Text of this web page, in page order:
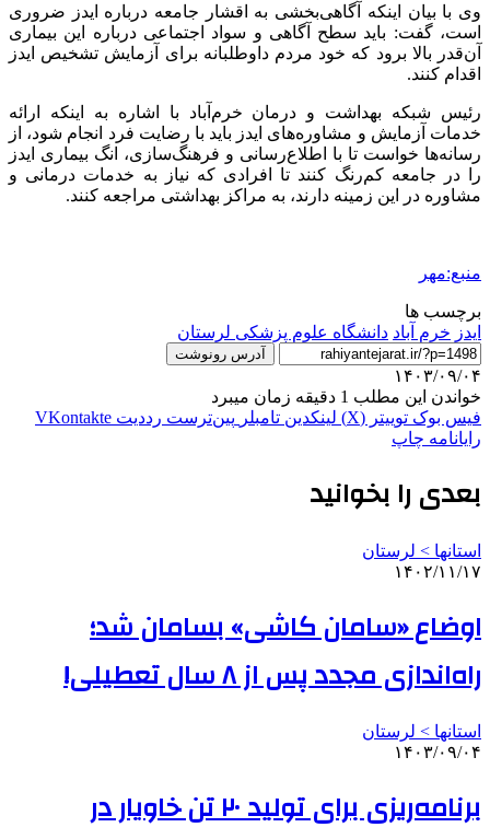
وی با بیان اینکه آگاهی‌بخشی به اقشار جامعه درباره ایدز ضروری
است، گفت: باید سطح آگاهی و سواد اجتماعی درباره این بیماری
آن‌قدر بالا برود که خود مردم داوطلبانه برای آزمایش تشخیص ایدز
اقدام کنند.
رئیس شبکه بهداشت و درمان خرم‌آباد با اشاره به اینکه ارائه
خدمات آزمایش و مشاوره‌های ایدز باید با رضایت فرد انجام شود، از
رسانه‌ها خواست تا با اطلاع‌رسانی و فرهنگ‌سازی، انگ بیماری ایدز
را در جامعه کم‌رنگ کنند تا افرادی که نیاز به خدمات درمانی و
مشاوره در این زمینه دارند، به مراکز بهداشتی مراجعه کنند.
منبع:مهر
برچسب ها
ایدز خرم آباد دانشگاه علوم پزشکی لرستان
آدرس رونوشت
۱۴۰۳/۰۹/۰۴
خواندن این مطلب 1 دقیقه زمان میبرد
فیس بوک توییتر (X) لینکدین ‫تامبلر ‫پین‌ترست ‫رددیت ‫VKontakte
رایانامه چاپ
بعدی را بخوانید
استانها > لرستان
۱۴۰۲/۱۱/۱۷
اوضاع «سامان کاشی» بسامان شد؛
راه‌اندازی مجدد پس از ۸ سال تعطیلی!
استانها > لرستان
۱۴۰۳/۰۹/۰۴
برنامه‌ریزی برای تولید ۲۰ تن خاویار در